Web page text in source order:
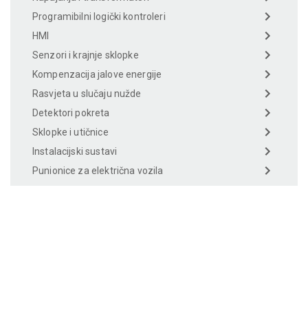
Programibilni logički kontroleri
HMI
Senzori i krajnje sklopke
Kompenzacija jalove energije
Rasvjeta u slučaju nužde
Detektori pokreta
Sklopke i utičnice
Instalacijski sustavi
Punionice za električna vozila